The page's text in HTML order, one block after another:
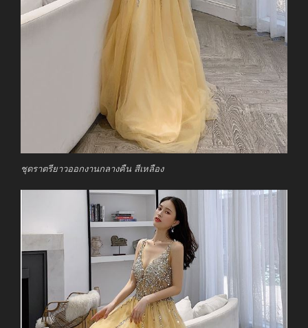
ชุดราตรียาวออกงานกลางคืน สีเหลือง